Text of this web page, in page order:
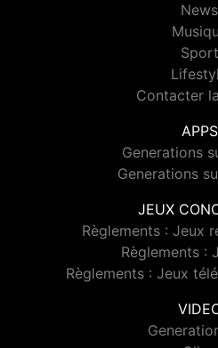
News
Sport
Contacter
APPS
Generations
Generations
JEUX
Règlements : Jeux
Règlements :
Règlements : Jeux